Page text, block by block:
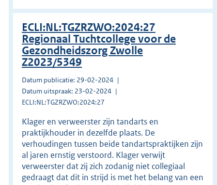
ECLI:NL:TGZRZWO:2024:27
Regionaal Tuchtcollege voor de
Gezondheidszorg Zwolle
Z2023/5349
Datum publicatie: 29-02-2024
Datum uitspraak: 23-02-2024
ECLI:NL:TGZRZWO:2024:27
Klager en verweerster zijn tandarts en
praktijkhouder in dezelfde plaats. De
verhoudingen tussen beide tandartspraktijken zijn
al jaren ernstig verstoord. Klager verwijt
verweerster dat zij zich zodanig niet collegiaal
gedraagt dat dit in strijd is met het belang van een